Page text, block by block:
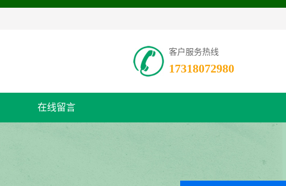
客户服务热线
17318072980
在线留言